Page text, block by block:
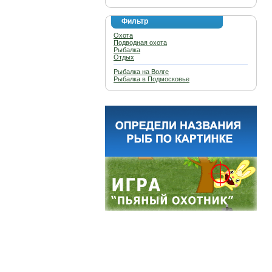
Фильтр
Охота
Подводная охота
Рыбалка
Отдых
Рыбалка на Волге
Рыбалка в Подмосковье